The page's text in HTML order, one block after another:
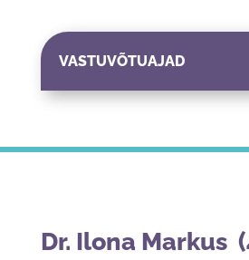
VASTUVÕTUAJAD
Dr. Ilona Markus